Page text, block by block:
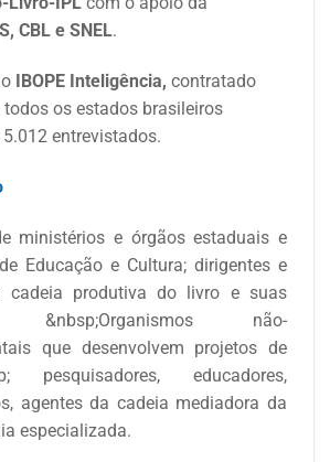
CBL e SNEL.
IBOPE Inteligência, contratado
todos os estados brasileiros
entrevistados.
ministérios e órgãos estaduais e
Educação e Cultura; dirigentes e
cadeia produtiva do livro e suas
&nbsp;Organismos não-
que desenvolvem projetos de
pesquisadores, educadores,
agentes da cadeia mediadora da
especializada.